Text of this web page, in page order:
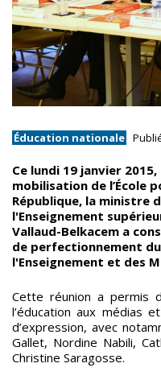
Éducation nationale
Ce lundi 19 janvier
mobilisation de l’École
République, la ministre
l'Enseignement
Vallaud-Belkacem a
de perfectionnement du
l'Enseignement et des
Cette réunion a permis
l’éducation aux médias
d’expression, avec
Gallet, Nordine Nabili,
Christine Saragosse.